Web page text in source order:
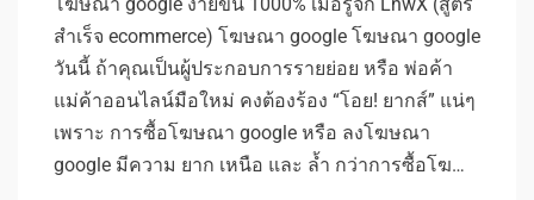
สำเร็จ ecommerce) โฆษณา google โฆษณา google
วันนี้ ถ้าคุณเป็นผู้ประกอบการรายย่อย หรือ พ่อค้า
แม่ค้าออนไลน์มือใหม่ คงต้องร้อง “โอย! ยากส์” แน่ๆ
เพราะ การซื้อโฆษณา google หรือ ลงโฆษณา
google มีความ ยาก เหนือ และ ล้ำ กว่าการซื้อโฆ…